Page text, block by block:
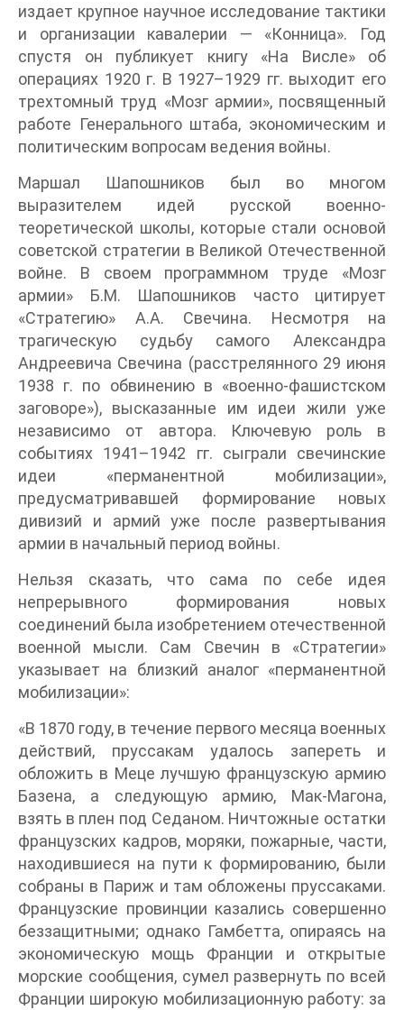
издает крупное научное исследование тактики
и организации кавалерии — «Конница». Год
спустя он публикует книгу «На Висле» об
операциях 1920 г. В 1927–1929 гг. выходит его
трехтомный труд «Мозг армии», посвященный
работе Генерального штаба, экономическим и
политическим вопросам ведения войны.
Маршал Шапошников был во многом
выразителем идей русской военно-
теоретической школы, которые стали основой
советской стратегии в Великой Отечественной
войне. В своем программном труде «Мозг
армии» Б.М. Шапошников часто цитирует
«Стратегию» А.А. Свечина. Несмотря на
трагическую судьбу самого Александра
Андреевича Свечина (расстрелянного 29 июня
1938 г. по обвинению в «военно-фашистском
заговоре»), высказанные им идеи жили уже
независимо от автора. Ключевую роль в
событиях 1941–1942 гг. сыграли свечинские
идеи «перманентной мобилизации»,
предусматривавшей формирование новых
дивизий и армий уже после развертывания
армии в начальный период войны.
Нельзя сказать, что сама по себе идея
непрерывного формирования новых
соединений была изобретением отечественной
военной мысли. Сам Свечин в «Стратегии»
указывает на близкий аналог «перманентной
мобилизации»:
«В 1870 году, в течение первого месяца военных
действий, пруссакам удалось запереть и
обложить в Меце лучшую французскую армию
Базена, а следующую армию, Мак-Магона,
взять в плен под Седаном. Ничтожные остатки
французских кадров, моряки, пожарные, части,
находившиеся на пути к формированию, были
собраны в Париж и там обложены пруссаками.
Французские провинции казались совершенно
беззащитными; однако Гамбетта, опираясь на
экономическую мощь Франции и открытые
морские сообщения, сумел развернуть по всей
Франции широкую мобилизационную работу: за